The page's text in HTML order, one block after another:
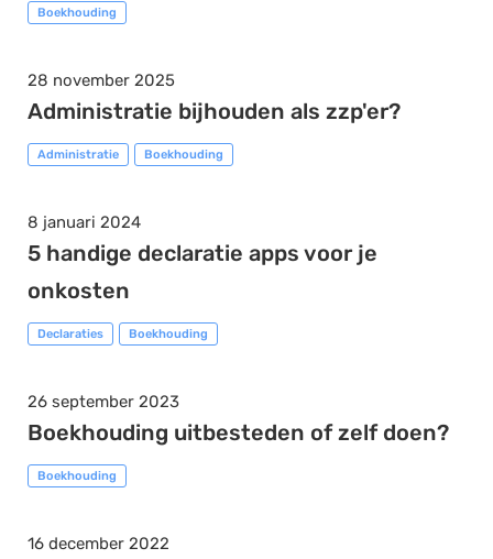
Boekhouding
28 november 2025
Administratie bijhouden als zzp'er?
Administratie Boekhouding
8 januari 2024
5 handige declaratie apps voor je
onkosten
Declaraties Boekhouding
26 september 2023
Boekhouding uitbesteden of zelf doen?
Boekhouding
16 december 2022